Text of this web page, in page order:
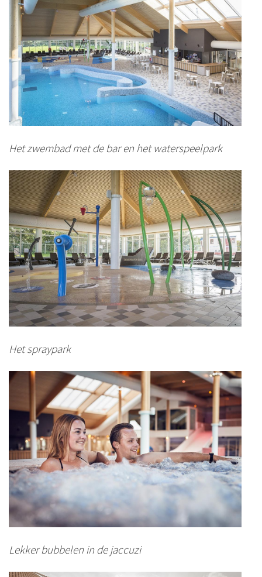
Het zwembad met de bar en het waterspeelpark
Het spraypark
Lekker bubbelen in de jaccuzi